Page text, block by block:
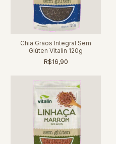
Chia Grãos Integral Sem
Glúten Vitalin 120g
R$16,90